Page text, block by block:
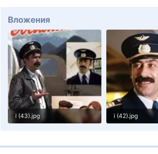
Вложения
i (43).jpg
i (42).jpg